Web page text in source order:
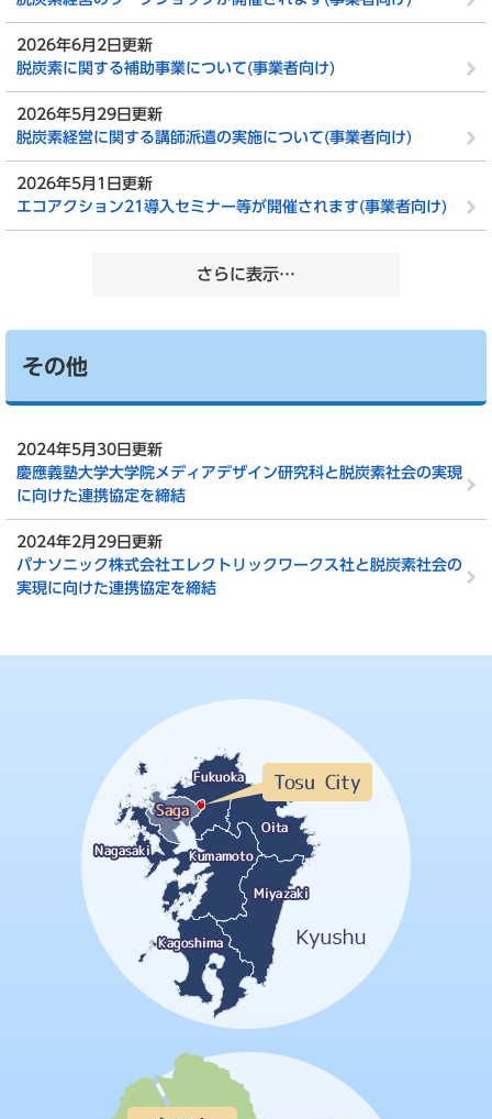
2026年6月2日更新
脱炭素に関する補助事業について(事業者向け)
2026年5月29日更新
脱炭素経営に関する講師派遣の実施について(事業者向け)
2026年5月1日更新
エコアクション21導入セミナー等が開催されます(事業者向け)
さらに表示…
その他
2024年5月30日更新
慶應義塾大学大学院メディアデザイン研究科と脱炭素社会の実現
に向けた連携協定を締結
2024年2月29日更新
パナソニック株式会社エレクトリックワークス社と脱炭素社会の
実現に向けた連携協定を締結